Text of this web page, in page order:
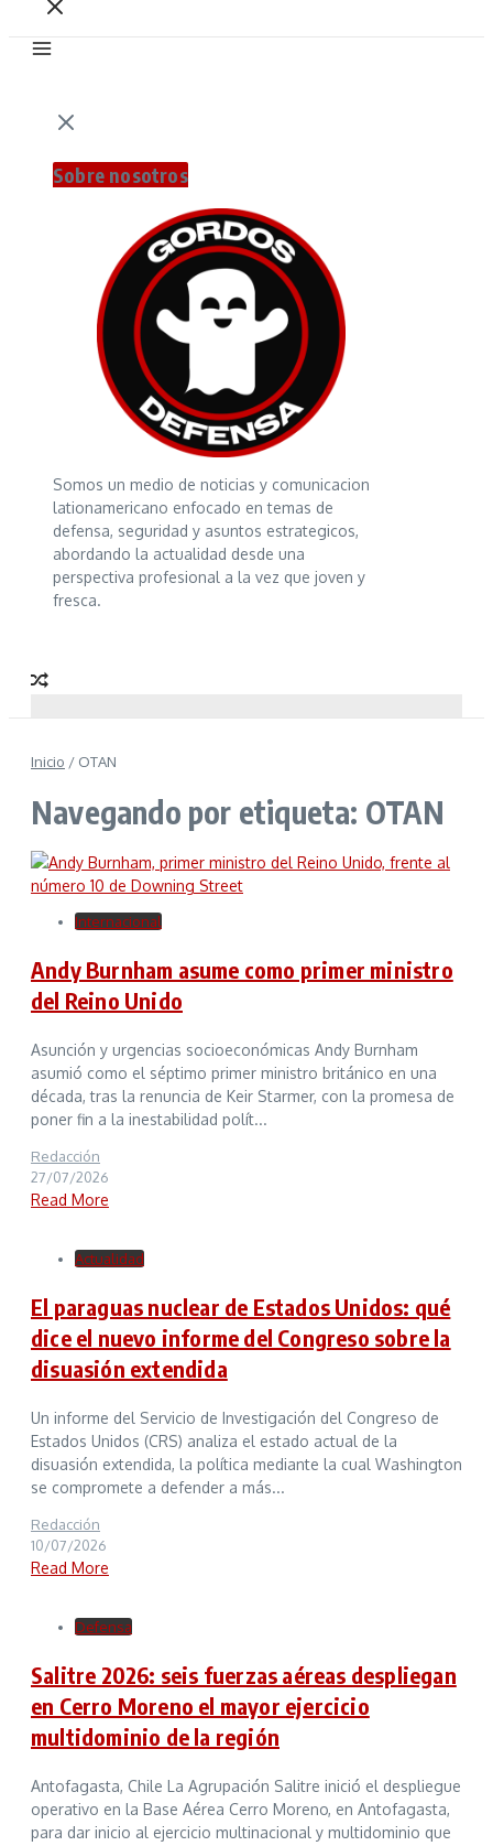
Sobre nosotros
Somos un medio de noticias y comunicacion
lationamericano enfocado en temas de
defensa, seguridad y asuntos estrategicos,
abordando la actualidad desde una
perspectiva profesional a la vez que joven y
fresca.
Inicio / OTAN
Navegando por etiqueta: OTAN
Internacional
Andy Burnham asume como primer ministro
del Reino Unido
Asunción y urgencias socioeconómicas Andy Burnham
asumió como el séptimo primer ministro británico en una
década, tras la renuncia de Keir Starmer, con la promesa de
poner fin a la inestabilidad polít...
Redacción
27/07/2026
Read More
Actualidad
El paraguas nuclear de Estados Unidos: qué
dice el nuevo informe del Congreso sobre la
disuasión extendida
Un informe del Servicio de Investigación del Congreso de
Estados Unidos (CRS) analiza el estado actual de la
disuasión extendida, la política mediante la cual Washington
se compromete a defender a más...
Redacción
10/07/2026
Read More
Defensa
Salitre 2026: seis fuerzas aéreas despliegan
en Cerro Moreno el mayor ejercicio
multidominio de la región
Antofagasta, Chile La Agrupación Salitre inició el despliegue
operativo en la Base Aérea Cerro Moreno, en Antofagasta,
para dar inicio al ejercicio multinacional y multidominio que